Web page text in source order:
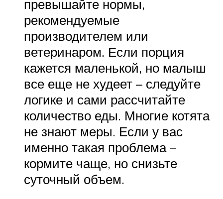
превышайте нормы,
рекомендуемые
производителем или
ветеринаром. Если порция
кажется маленькой, но малыш
все еще не худеет – следуйте
логике и сами рассчитайте
количество еды. Многие котята
не знают меры. Если у вас
именно такая проблема –
кормите чаще, но снизьте
суточный объем.